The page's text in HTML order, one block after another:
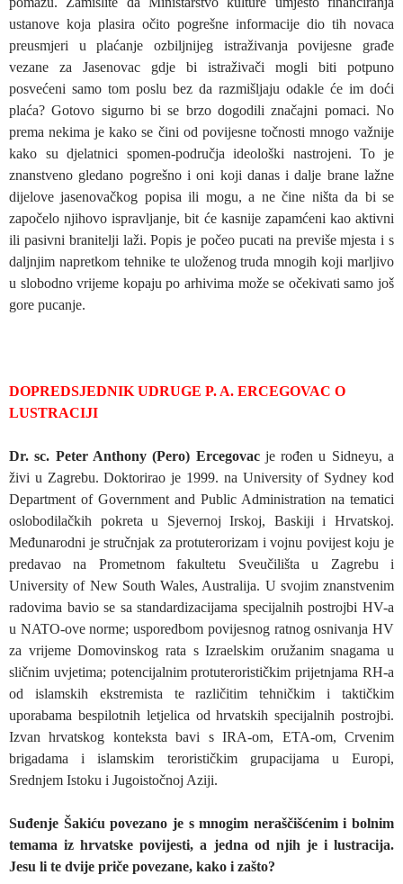
ustanove koja plasira očito pogrešne informacije dio tih novaca
preusmjeri u plaćanje ozbiljnijeg istraživanja povijesne građe
vezane za Jasenovac gdje bi istraživači mogli biti potpuno
posvećeni samo tom poslu bez da razmišljaju odakle će im doći
plaća? Gotovo sigurno bi se brzo dogodili značajni pomaci. No
prema nekima je kako se čini od povijesne točnosti mnogo važnije
kako su djelatnici spomen-područja ideološki nastrojeni. To je
znanstveno gledano pogrešno i oni koji danas i dalje brane lažne
dijelove jasenovačkog popisa ili mogu, a ne čine ništa da bi se
započelo njihovo ispravljanje, bit će kasnije zapamćeni kao aktivni
ili pasivni branitelji laži. Popis je počeo pucati na previše mjesta i s
daljnjim napretkom tehnike te uloženog truda mnogih koji marljivo
u slobodno vrijeme kopaju po arhivima može se očekivati samo još
gore pucanje.
DOPREDSJEDNIK UDRUGE P. A. ERCEGOVAC O
LUSTRACIJI
Dr. sc. Peter Anthony (Pero) Ercegovacje rođen u Sidneyu, a
živi u Zagrebu. Doktorirao je 1999. na University of Sydney kod
Department of Government and Public Administration na tematici
oslobodilačkih pokreta u Sjevernoj Irskoj, Baskiji i Hrvatskoj.
Međunarodni je stručnjak za protuterorizam i vojnu povijest koju je
predavao na Prometnom fakultetu Sveučilišta u Zagrebu i
University of New South Wales, Australija. U svojim znanstvenim
radovima bavio se sa standardizacijama specijalnih postrojbi HV-a
u NATO-ove norme; usporedbom povijesnog ratnog osnivanja HV
za vrijeme Domovinskog rata s Izraelskim oružanim snagama u
sličnim uvjetima; potencijalnim protuterorističkim prijetnjama RH-a
od islamskih ekstremista te različitim tehničkim i taktičkim
uporabama bespilotnih letjelica od hrvatskih specijalnih postrojbi.
Izvan hrvatskog konteksta bavi s IRA-om, ETA-om, Crvenim
brigadama i islamskim terorističkim grupacijama u Europi,
Srednjem Istoku i Jugoistočnoj Aziji.
Suđenje Šakiću povezano je s mnogim neraščišćenim i bolnim
temama iz hrvatske povijesti, a jedna od njih je i lustracija.
Jesu li te dvije priče povezane, kako i zašto?